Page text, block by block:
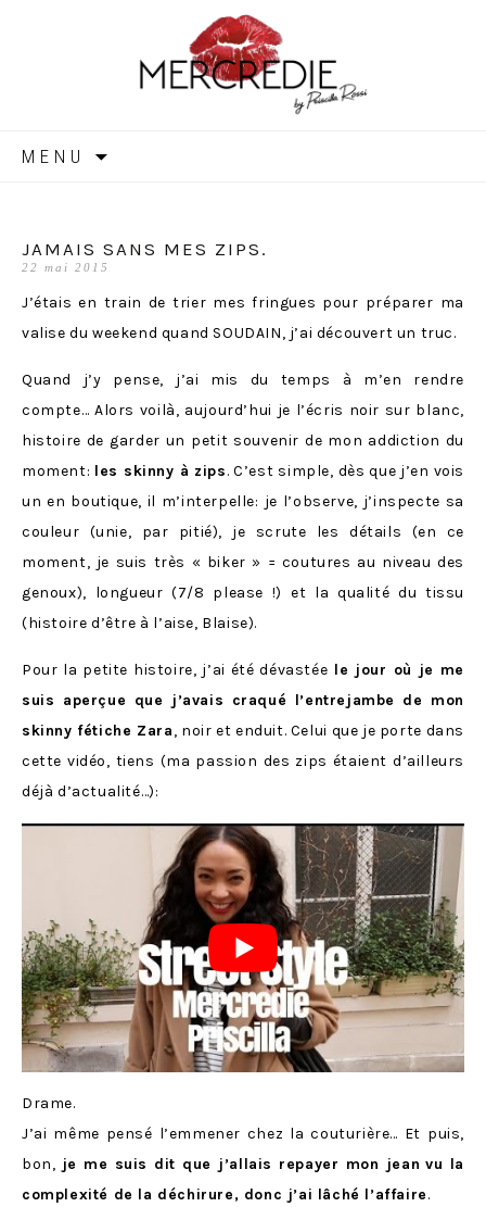
MERCREDIE
MENU
JAMAIS SANS MES ZIPS.
22 mai 2015
J’étais en train de trier mes fringues pour préparer ma
valise du weekend quand SOUDAIN, j’ai découvert un truc.
Quand j’y pense, j’ai mis du temps à m’en rendre
compte… Alors voilà, aujourd’hui je l’écris noir sur blanc,
histoire de garder un petit souvenir de mon addiction du
moment: les skinny à zips. C’est simple, dès que j’en vois
un en boutique, il m’interpelle: je l’observe, j’inspecte sa
couleur (unie, par pitié), je scrute les détails (en ce
moment, je suis très « biker » = coutures au niveau des
genoux), longueur (7/8 please !) et la qualité du tissu
(histoire d’être à l’aise, Blaise).
Pour la petite histoire, j’ai été dévastée le jour où je me
suis aperçue que j’avais craqué l’entrejambe de mon
skinny fétiche Zara, noir et enduit. Celui que je porte dans
cette vidéo, tiens (ma passion des zips étaient d’ailleurs
déjà d’actualité…):
Drame.
J’ai même pensé l’emmener chez la couturière… Et puis,
bon, je me suis dit que j’allais repayer mon jean vu la
complexité de la déchirure, donc j’ai lâché l’affaire.